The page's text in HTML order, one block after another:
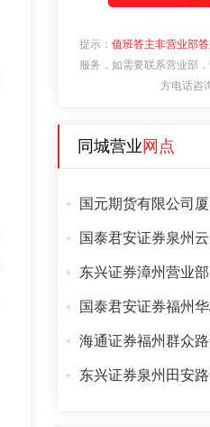
提示： 值班答主非营业部
服务，如需要联系营业部
方电话咨
同城营业 网点
国元期货有限公司
国泰君安证券泉州
东兴证券漳州营业部
国泰君安证券福州
海通证券福州群众
东兴证券泉州田安